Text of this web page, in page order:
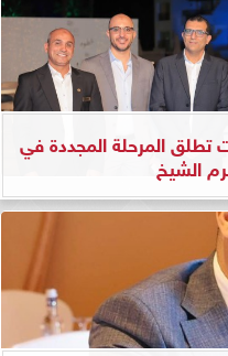
تطلق المرحلة المجددة في
الشيخ